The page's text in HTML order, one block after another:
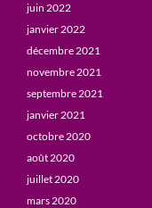
juin 2022
janvier 2022
décembre 2021
novembre 2021
septembre 2021
janvier 2021
octobre 2020
août 2020
juillet 2020
mars 2020